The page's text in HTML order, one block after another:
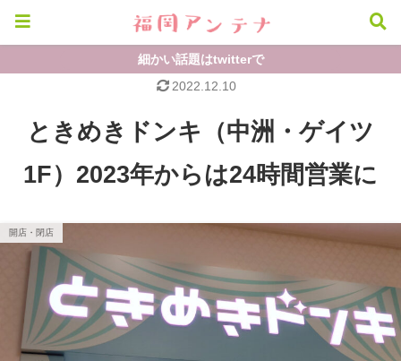
細かい話題はtwitterで
ときめきドンキ（中洲・ゲイツ
1F）2023年からは24時間営業に
開店・閉店
2022.12.10